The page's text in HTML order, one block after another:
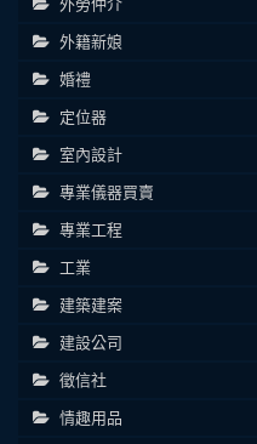
外籍新娘
婚禮
定位器
室內設計
專業儀器買賣
專業工程
工業
建築建案
建設公司
徵信社
情趣用品